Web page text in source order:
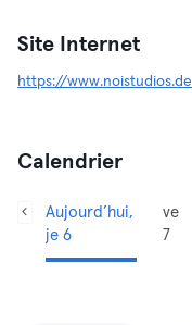
Site Internet
https://www.noistudios.de
Calendrier
Aujourd’hui,
je 6
ve
7